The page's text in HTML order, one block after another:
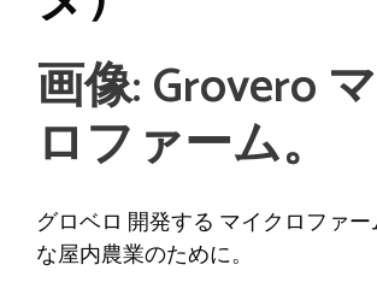
画像: Grovero
ロファーム。
グロベロ 開発する マイクロファー
な屋内農業のために。